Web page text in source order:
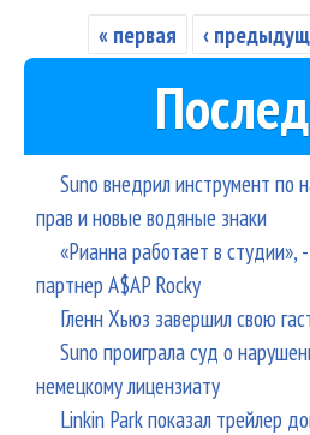
Страницы
« первая ‹
Suno внедрил инструмент по
прав и новые водяные знаки
«Рианна работает в студии»,
партнер A$AP Rocky
Гленн Хьюз завершил свою
Suno проиграла суд о
немецкому лицензиату
Linkin Park показал трейлер